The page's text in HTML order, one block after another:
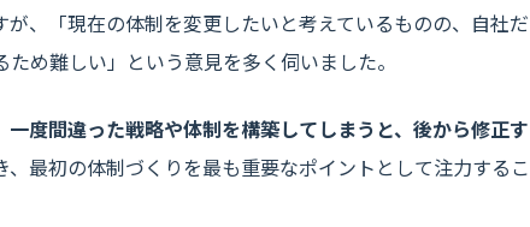
、「現在の体制を変更したいと考えているものの、自社だ
め難しい」という意見を多く伺いました。
度間違った戦略や体制を構築してしまうと、後から修正す
、最初の体制づくりを最も重要なポイントとして注力するこ